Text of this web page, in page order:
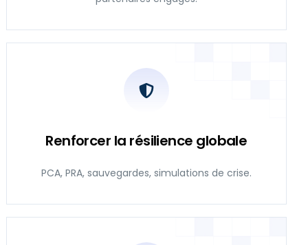
Renforcer la résilience globale
PCA, PRA, sauvegardes, simulations de crise.